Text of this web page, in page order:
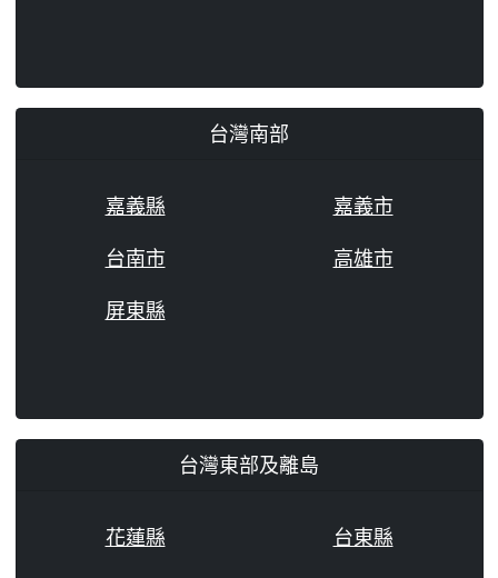
台灣南部
嘉義縣
嘉義市
台南市
高雄市
屏東縣
台灣東部及離島
花蓮縣
台東縣